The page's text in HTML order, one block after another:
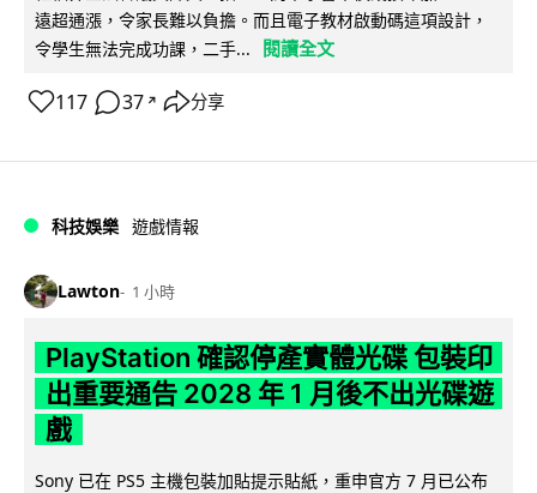
遠超通漲，令家長難以負擔。而且電子教材啟動碼這項設計，
令學生無法完成功課，二手...
閱讀全文
117 37 ↗ 分享
科技娛樂 遊戲情報
Lawton 1 小時
PlayStation 確認停產實體光碟 包裝印
出重要通告 2028 年 1 月後不出光碟遊
戲
Sony 已在 PS5 主機包裝加貼提示貼紙，重申官方 7 月已公布